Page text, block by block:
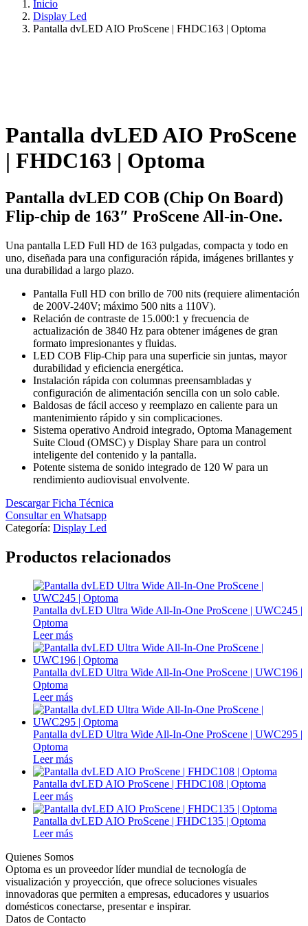
Inicio
Display Led
Pantalla dvLED AIO ProScene | FHDC163 | Optoma
Pantalla dvLED AIO ProScene
| FHDC163 | Optoma
Pantalla dvLED COB (Chip On Board)
Flip-chip de 163″ ProScene All-in-One.
Una pantalla LED Full HD de 163 pulgadas, compacta y todo en
uno, diseñada para una configuración rápida, imágenes brillantes y
una durabilidad a largo plazo.
Pantalla Full HD con brillo de 700 nits (requiere alimentación
de 200V-240V; máximo 500 nits a 110V).
Relación de contraste de 15.000:1 y frecuencia de
actualización de 3840 Hz para obtener imágenes de gran
formato impresionantes y fluidas.
LED COB Flip-Chip para una superficie sin juntas, mayor
durabilidad y eficiencia energética.
Instalación rápida con columnas preensambladas y
configuración de alimentación sencilla con un solo cable.
Baldosas de fácil acceso y reemplazo en caliente para un
mantenimiento rápido y sin complicaciones.
Sistema operativo Android integrado, Optoma Management
Suite Cloud (OMSC) y Display Share para un control
inteligente del contenido y la pantalla.
Potente sistema de sonido integrado de 120 W para un
rendimiento audiovisual envolvente.
Descargar Ficha Técnica
Consultar en Whatsapp
Categoría: Display Led
Productos relacionados
Pantalla dvLED Ultra Wide All-In-One ProScene | UWC245 |
Optoma
Leer más
Pantalla dvLED Ultra Wide All-In-One ProScene | UWC196 |
Optoma
Leer más
Pantalla dvLED Ultra Wide All-In-One ProScene | UWC295 |
Optoma
Leer más
Pantalla dvLED AIO ProScene | FHDC108 | Optoma
Leer más
Pantalla dvLED AIO ProScene | FHDC135 | Optoma
Leer más
Quienes Somos
Optoma es un proveedor líder mundial de tecnología de
visualización y proyección, que ofrece soluciones visuales
innovadoras que permiten a empresas, educadores y usuarios
domésticos conectarse, presentar e inspirar.
Datos de Contacto